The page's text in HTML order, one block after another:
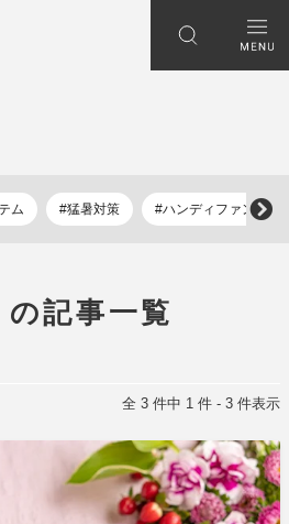
ム #猛暑対策 #ハンディファン
の記事一覧
全 3 件中 1 件 - 3 件表示